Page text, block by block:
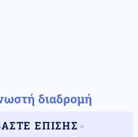
διαδρομή
ΕΠΙΣΗΣ